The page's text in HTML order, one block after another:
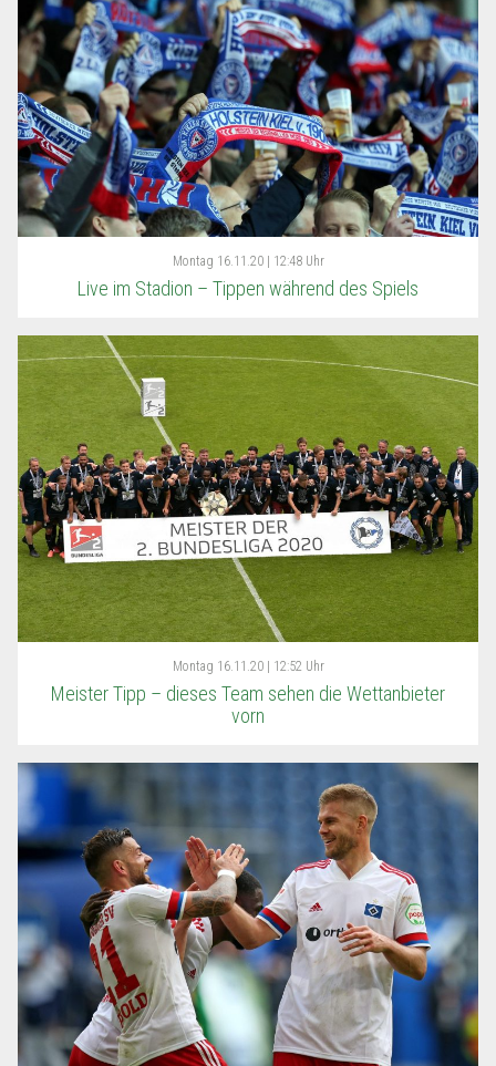
Montag 16.11.20 | 12:48 Uhr
Live im Stadion – Tippen während des Spiels
Montag 16.11.20 | 12:52 Uhr
Meister Tipp – dieses Team sehen die Wettanbieter
vorn